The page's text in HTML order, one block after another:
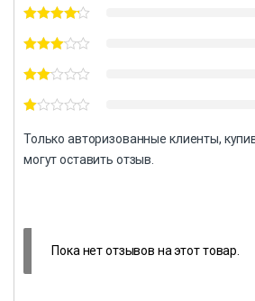
Только авторизованные клиенты,
могут оставить отзыв.
Пока нет отзывов на этот товар.